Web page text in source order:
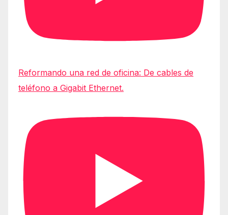
Reformando una red de oficina: De cables de
teléfono a Gigabit Ethernet.